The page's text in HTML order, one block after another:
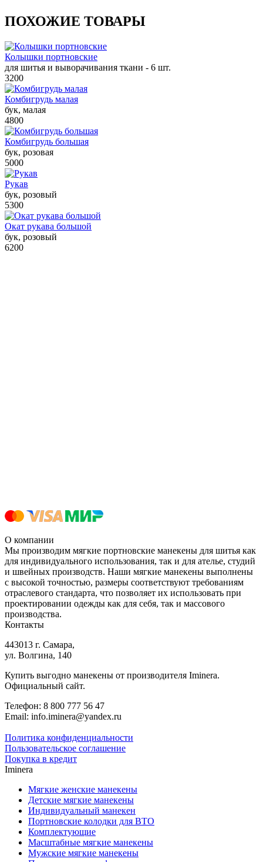
ПОХОЖИЕ ТОВАРЫ
Колышки портновские
для шитья и выворачивания ткани - 6 шт.
3200
Комбигрудь малая
бук, малая
4800
Комбигрудь большая
бук, розовая
5000
Рукав
бук, розовый
5300
Окат рукава большой
бук, розовый
6200
О компании
Мы производим мягкие портновские манекены для шитья как
для индивидуального использования, так и для ателье, студий
и швейных производств. Наши мягкие манекены выполнены
с высокой точностью, размеры соответствуют требованиям
отраслевого стандарта, что позволяет их использовать при
проектировании одежды как для себя, так и массового
производства.
Контакты
443013 г. Самара,
ул. Волгина, 140
Купить выгодно манекены от производителя Iminera.
Официальный сайт.
Телефон: 8 800 777 56 47
Email: info.iminera@yandex.ru
Политика конфиденциальности
Пользовательское соглашение
Покупка в кредит
Iminera
Мягкие женские манекены
Детские мягкие манекены
Индивидуальный манекен
Портновские колодки для ВТО
Комплектующие
Масштабные мягкие манекены
Мужские мягкие манекены